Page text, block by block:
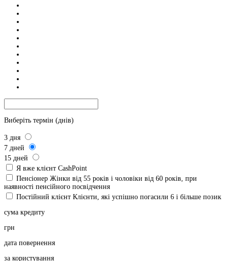
Виберіть термін (днів)
3 дня
7 дней
15 дней
Я вже клієнт CashPoint
Пенсіонер Жінки від 55 років і чоловіки від 60 років, при
наявності пенсійного посвідчення
Постійний клієнт Клієнти, які успішно погасили 6 і більше позик
сума кредиту
грн
дата повернення
за користування